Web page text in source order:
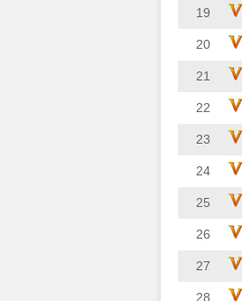
19
20
21
22
23
24
25
26
27
28